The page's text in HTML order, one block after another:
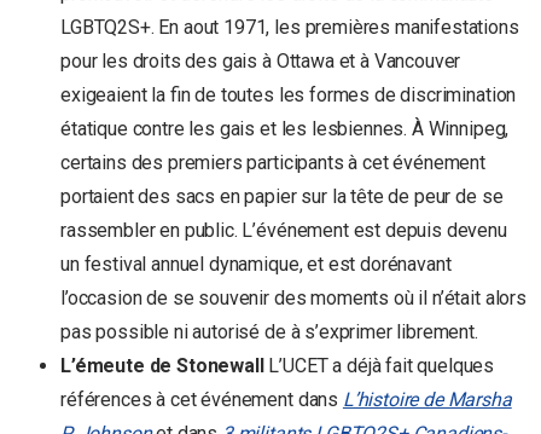
LGBTQ2S+. En aout 1971, les premières manifestations
pour les droits des gais à Ottawa et à Vancouver
exigeaient la fin de toutes les formes de discrimination
étatique contre les gais et les lesbiennes. À Winnipeg,
certains des premiers participants à cet événement
portaient des sacs en papier sur la tête de peur de se
rassembler en public. L’événement est depuis devenu
un festival annuel dynamique, et est dorénavant
l’occasion de se souvenir des moments où il n’était alors
pas possible ni autorisé de à s’exprimer librement.
L’émeute de Stonewall L’UCET a déjà fait quelques
références à cet événement dans L’histoire de Marsha